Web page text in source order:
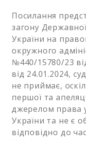
Посилання
загону
України на
окружного
№440/15780/23
від 24.01.2024,
не приймає,
першої та
джерелом права
України та не є
відповідно до